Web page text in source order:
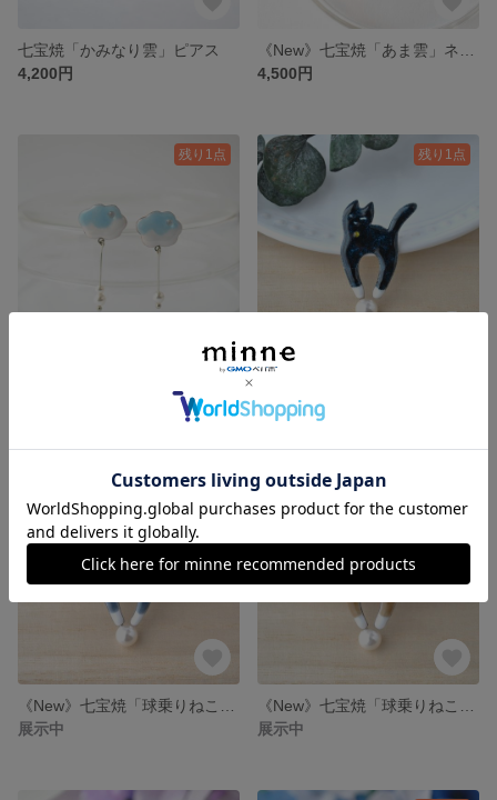
七宝焼「かみなり雲」ピアス
4,200円
4,500円
残り1点
《New》七宝焼「あま雲」ピアス
残り1点
3,600円
展示中
展示中